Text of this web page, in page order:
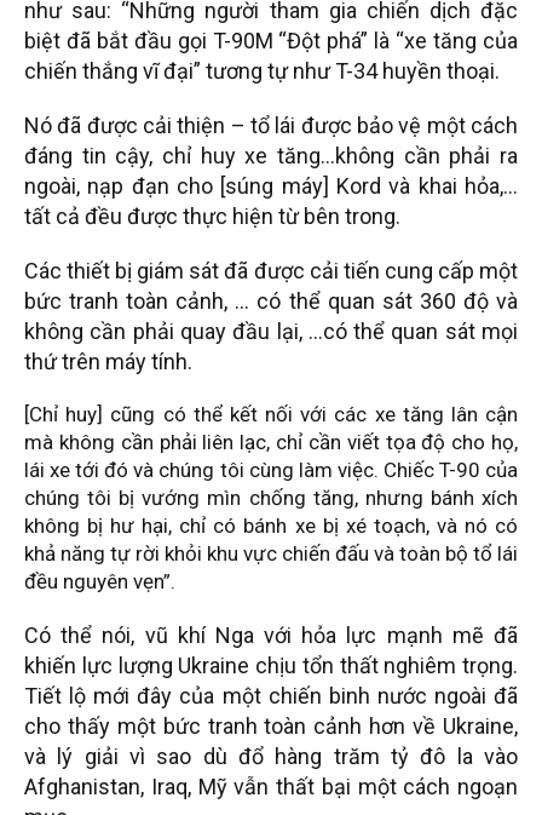
như sau: “Những người tham gia chiến dịch đặc
biệt đã bắt đầu gọi T-90M “Đột phá” là “xe tăng của
chiến thắng vĩ đại” tương tự như T-34 huyền thoại.
Nó đã được cải thiện – tổ lái được bảo vệ một cách
đáng tin cậy, chỉ huy xe tăng…không cần phải ra
ngoài, nạp đạn cho [súng máy] Kord và khai hỏa,…
tất cả đều được thực hiện từ bên trong.
Các thiết bị giám sát đã được cải tiến cung cấp một
bức tranh toàn cảnh, … có thể quan sát 360 độ và
không cần phải quay đầu lại, …có thể quan sát mọi
thứ trên máy tính.
[Chỉ huy] cũng có thể kết nối với các xe tăng lân cận
mà không cần phải liên lạc, chỉ cần viết tọa độ cho họ,
lái xe tới đó và chúng tôi cùng làm việc. Chiếc T-90 của
chúng tôi bị vướng mìn chống tăng, nhưng bánh xích
không bị hư hại, chỉ có bánh xe bị xé toạch, và nó có
khả năng tự rời khỏi khu vực chiến đấu và toàn bộ tổ lái
đều nguyên vẹn”.
Có thể nói, vũ khí Nga với hỏa lực mạnh mẽ đã
khiến lực lượng Ukraine chịu tổn thất nghiêm trọng.
Tiết lộ mới đây của một chiến binh nước ngoài đã
cho thấy một bức tranh toàn cảnh hơn về Ukraine,
và lý giải vì sao dù đổ hàng trăm tỷ đô la vào
Afghanistan, Iraq, Mỹ vẫn thất bại một cách ngoạn